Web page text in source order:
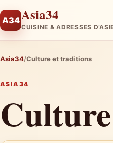
A34Asia34
CUISINE & ADRESSES
Asia34 Culture et traditions
ASIA34